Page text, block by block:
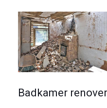
Badkamer